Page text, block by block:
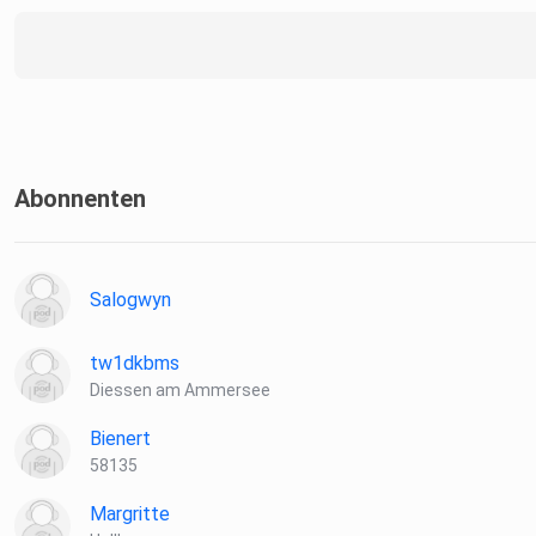
Abonnenten
Salogwyn
tw1dkbms
Diessen am Ammersee
Bienert
58135
Margritte